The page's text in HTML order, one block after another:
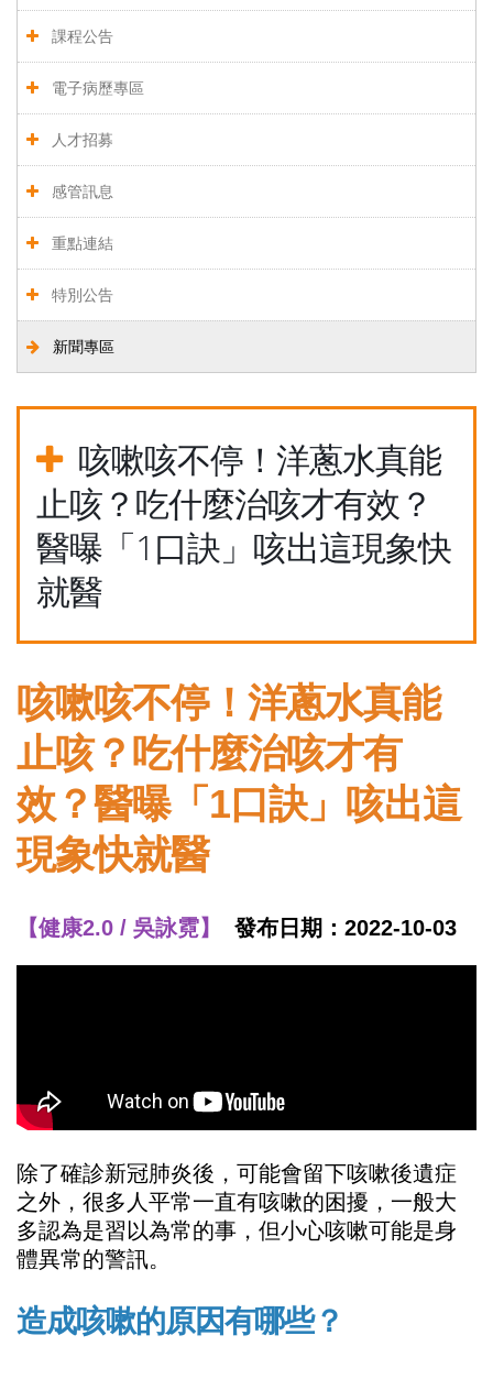
課程公告
電子病歷專區
人才招募
感管訊息
重點連結
特別公告
新聞專區
咳嗽咳不停！洋蔥水真能
止咳？吃什麼治咳才有效？
醫曝「1口訣」咳出這現象快
就醫
咳嗽咳不停！洋蔥水真能
止咳？吃什麼治咳才有
效？醫曝「1口訣」咳出這
現象快就醫
【健康2.0 / 吳詠霓】 發布日期：2022-10-03
除了確診新冠肺炎後，可能會留下咳嗽後遺症
之外，很多人平常一直有咳嗽的困擾，一般大
多認為是習以為常的事，但小心咳嗽可能是身
體異常的警訊。
造成咳嗽的原因有哪些？